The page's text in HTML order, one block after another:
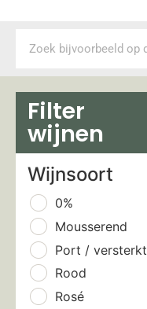
Filter
wijnen
Wijnsoort
0%
Mousserend
Port / versterkt
Rood
Rosé